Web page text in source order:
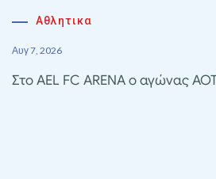
Αθλητικα
Αυγ 7, 2026
Στο AEL FC ARENA ο αγώνας